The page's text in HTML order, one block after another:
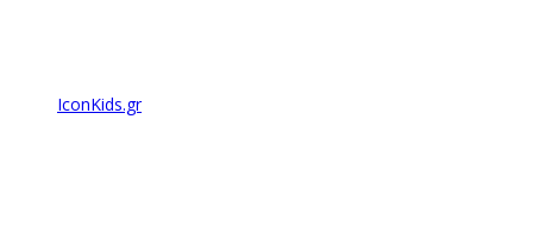
IconKids.gr